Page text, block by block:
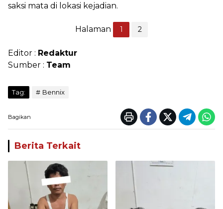
saksi mata di lokasi kejadian.
Halaman 1 2
Editor : Redaktur
Sumber : Team
Tag: Bennix
Bagikan
Berita Terkait